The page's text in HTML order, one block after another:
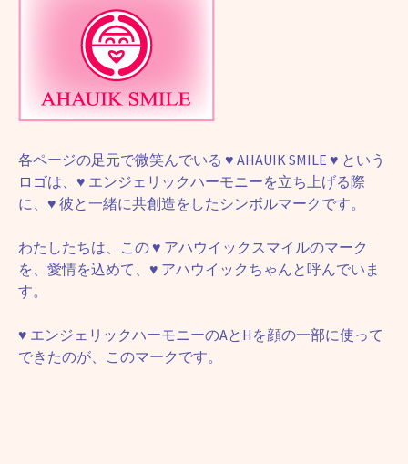
各ページの足元で微笑んでいる ♥ AHAUIK SMILE ♥ という
ロゴは、 ♥ エンジェリックハーモニーを立ち上げる際
に、 ♥ 彼と一緒に共創造をしたシンボルマークです。
わたしたちは、この ♥ アハウイックスマイルのマーク
を、愛情を込めて、 ♥ アハウイックちゃんと呼んでいま
す。
♥ エンジェリックハーモニーのAとHを顔の一部に使って
できたのが、このマークです。